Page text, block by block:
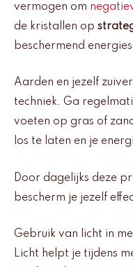
vermogen om
de kristallen op
beschermend
Aarden en jezelf
techniek. Ga
voeten op gras of
los te laten en je
Door dagelijks deze
bescherm je jezelf
Gebruik van licht in
Licht helpt je tijdens